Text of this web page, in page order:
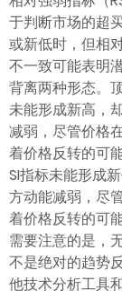
于判断市场的超
或新低时，但相
不一致可能表明
背离两种形态。
未能形成新高，
减弱，尽管价格
着价格反转的可
SI指标未能形成
方动能减弱，尽
着价格反转的可能
需要注意的是，
不是绝对的趋势
他技术分析工具